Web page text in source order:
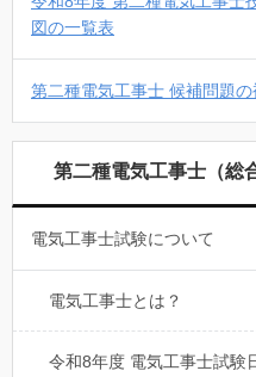
図の一覧表
第二種電気工事士 候補問題
第二種電気工事士（総
電気工事士試験について
電気工事士とは？
令和8年度 電気工事士試験